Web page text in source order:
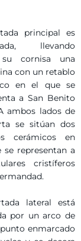
principal es
llevando
cornisa una
con un retablo
en el que se
a San Benito
ambos lados de
se sitúan dos
cerámicos en
se representan a
cristíferos
lateral está
por un arco de
enmarcado